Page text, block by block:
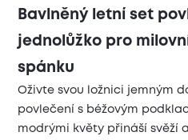
Bavlněný letní set
jednolůžko pro
spánku
Oživte svou ložnici jemným
povlečení s béžovým
modrými květy přináší svěží